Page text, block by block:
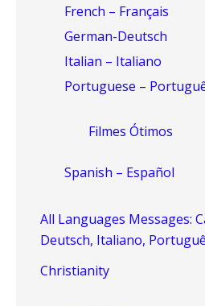
French – Français
German-Deutsch
Italian – Italiano
Portuguese –
Filmes Ótimos
Spanish – Español
All Languages Messages:
Deutsch, Italiano,
Christianity